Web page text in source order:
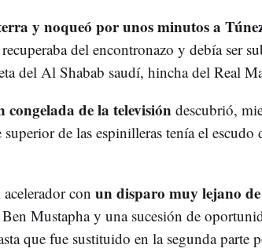
y noqueó por unos minutos a
del encontronazo y debía ser
del Al Shabab saudí, hincha del Real
congelada de la televisión descubrió,
de las espinilleras tenía el escudo
con un disparo muy lejano
Mustapha y una sucesión de
que fue sustituido en la segunda parte